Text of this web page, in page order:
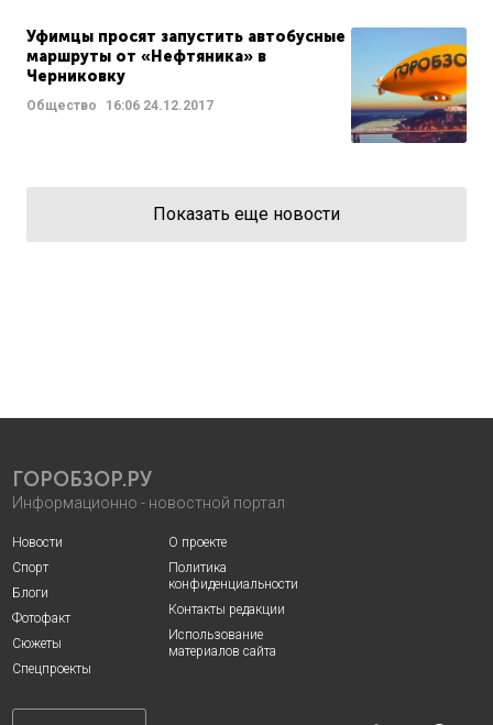
Уфимцы просят запустить автобусные
маршруты от «Нефтяника» в
Черниковку
Общество 16:06 24.12.2017
Показать еще новости
ГОРОБЗОР.РУ
Информационно - новостной портал
Новости
Спорт
Блоги
Фотофакт
Сюжеты
Спецпроекты
О проекте
Политика
конфиденциальности
Контакты редакции
Использование
материалов сайта